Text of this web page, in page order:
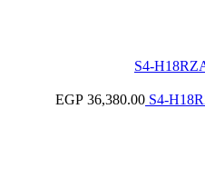
EGP 36,380.00